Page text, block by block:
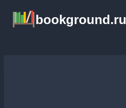
содержимому
bookground.ru